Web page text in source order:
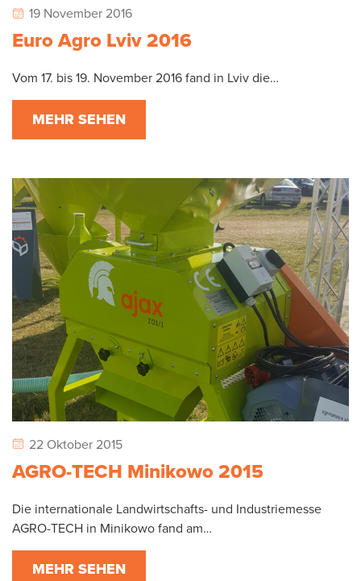
19 November 2016
Euro Agro Lviv 2016
Vom 17. bis 19. November 2016 fand in Lviv die…
MEHR SEHEN
22 Oktober 2015
AGRO-TECH Minikowo 2015
Die internationale Landwirtschafts- und Industriemesse
AGRO-TECH in Minikowo fand am…
MEHR SEHEN